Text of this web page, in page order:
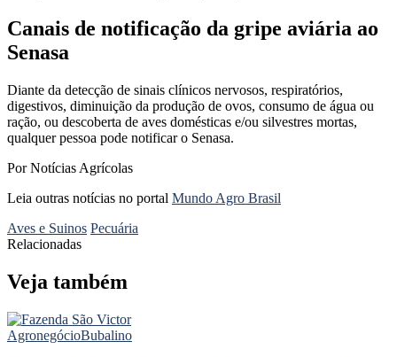
Canais de notificação da gripe aviária ao
Senasa
Diante da detecção de sinais clínicos nervosos, respiratórios,
digestivos, diminuição da produção de ovos, consumo de água ou
ração, ou descoberta de aves domésticas e/ou silvestres mortas,
qualquer pessoa pode notificar o Senasa.
Por Notícias Agrícolas
Leia outras notícias no portal Mundo Agro Brasil
Aves e Suinos Pecuária
Relacionadas
Veja também
AgronegócioBubalino